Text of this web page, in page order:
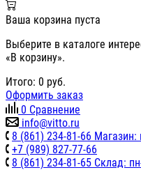
Ваша корзина пуста
Выберите в каталоге
«В корзину».
Итого: 0 руб.
Оформить заказ
0 Сравнение
info@vitto.ru
8 (861) 234-81-66 Магазин:
+7 (989) 827-77-66
8 (861) 234-81-65 Склад: